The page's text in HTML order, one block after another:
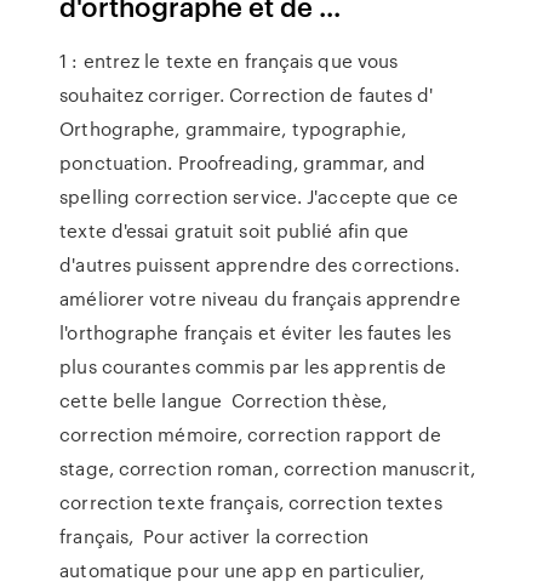
1 : entrez le texte en français que vous
souhaitez corriger. Correction de fautes d'
Orthographe, grammaire, typographie,
ponctuation. Proofreading, grammar, and
spelling correction service. J'accepte que ce
texte d'essai gratuit soit publié afin que
d'autres puissent apprendre des corrections.
améliorer votre niveau du français apprendre
l'orthographe français et éviter les fautes les
plus courantes commis par les apprentis de
cette belle langue Correction thèse,
correction mémoire, correction rapport de
stage, correction roman, correction manuscrit,
correction texte français, correction textes
français, Pour activer la correction
automatique pour une app en particulier,